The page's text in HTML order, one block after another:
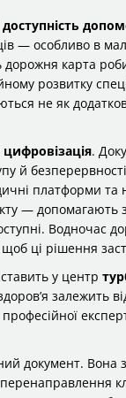
доступність
— особливо в
карта
розвитку
не як
цифровізація.
й
платформи
— допомагають
Водночас
ці рішення
у центр
залежить
документ. Вона